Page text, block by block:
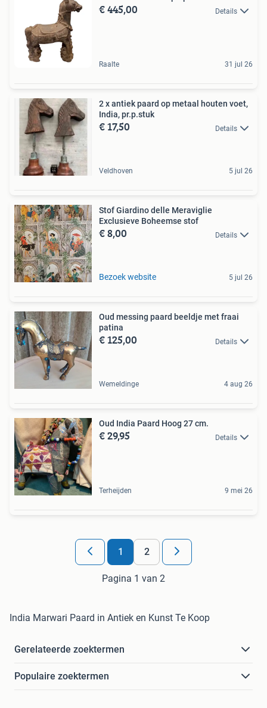
€ 445,00 Details
Raalte 31 jul 26
2 x antiek paard op metaal houten voet,
India, pr.p.stuk
€ 17,50 Details
Veldhoven 5 jul 26
Stof Giardino delle Meraviglie
Exclusieve Boheemse stof
€ 8,00 Details
Bezoek website 5 jul 26
Oud messing paard beeldje met fraai
patina
€ 125,00 Details
Wemeldinge 4 aug 26
Oud India Paard Hoog 27 cm.
€ 29,95 Details
Terheijden 9 mei 26
1 2
Pagina 1 van 2
India Marwari Paard in Antiek en Kunst Te Koop
Gerelateerde zoektermen
Populaire zoektermen